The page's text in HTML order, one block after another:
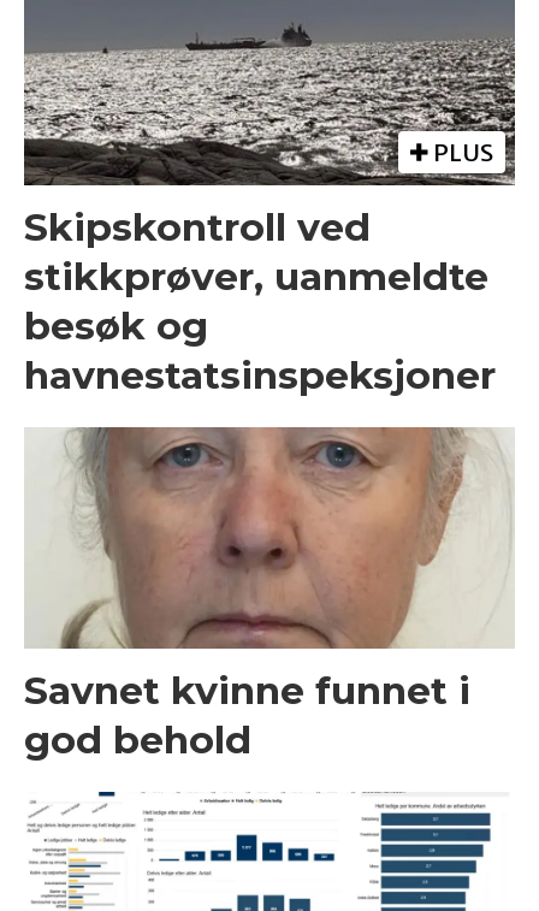
PLUS
Skipskontroll ved
stikkprøver, uanmeldte
besøk og
havnestatsinspeksjoner
Savnet kvinne funnet i
god behold